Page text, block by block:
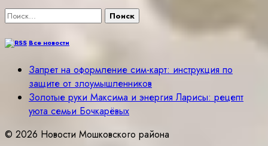
Найти:
Все новости
Запрет на оформление сим-карт: инструкция по
защите от злоумышленников
Золотые руки Максима и энергия Ларисы: рецепт
уюта семьи Бочкарёвых
© 2026 Новости Мошковского района